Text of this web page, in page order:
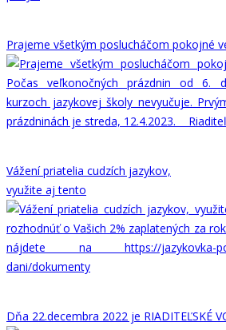
Prajeme všetkým poslucháčom pokojné
Vážení priatelia cudzích jazykov,
využite aj tento
Dňa 22.decembra 2022 je RIADITEĽSKÉ